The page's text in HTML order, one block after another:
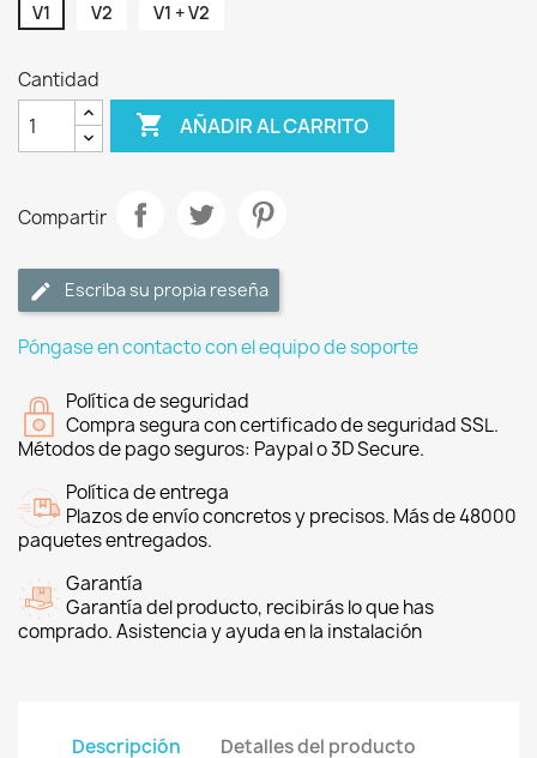
V1 V2 V1 + V2
Cantidad
 AÑADIR AL CARRITO
Compartir
Escriba su propia reseña
Póngase en contacto con el equipo de soporte
Política de seguridad
Compra segura con certificado de seguridad SSL.
Métodos de pago seguros: Paypal o 3D Secure.
Política de entrega
Plazos de envío concretos y precisos. Más de 48000
paquetes entregados.
Garantía
Garantía del producto, recibirás lo que has
comprado. Asistencia y ayuda en la instalación
Descripción Detalles del producto